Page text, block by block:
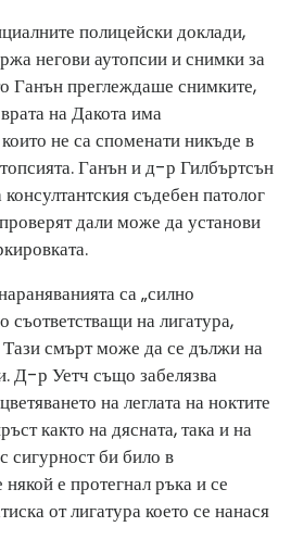
полицейски доклади,
негови аутопсии и снимки за
Ганън преглеждаше снимките,
на Дакота има
не са споменати никъде в
Ганън и д-р Гилбъртсън
съдебен патолог
дали може да установи
са „силно
на лигатура,
Тази смърт може да се дължи на
Д-р Уетч също забелязва
на леглата на ноктите
както на дясната, така и на
сигурност би било в
някой е протегнал ръка и се
от лигатура което се нанася